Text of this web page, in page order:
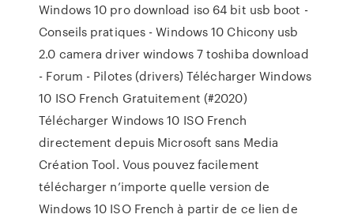
Windows 10 pro download iso 64 bit usb boot -
Conseils pratiques - Windows 10 Chicony usb
2.0 camera driver windows 7 toshiba download
- Forum - Pilotes (drivers) Télécharger Windows
10 ISO French Gratuitement (#2020)
Télécharger Windows 10 ISO French
directement depuis Microsoft sans Media
Création Tool. Vous pouvez facilement
télécharger n’importe quelle version de
Windows 10 ISO French à partir de ce lien de